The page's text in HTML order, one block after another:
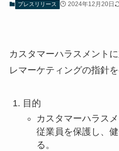
プレスリリース 2024年12月20日
カスタマーハラスメント
レマーケティングの指針を
目的
カスタマーハラス
従業員を保護し、
る。